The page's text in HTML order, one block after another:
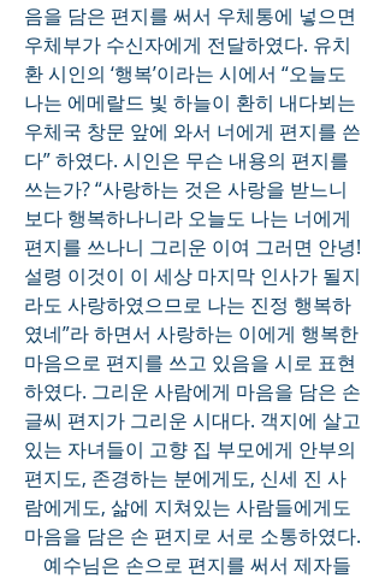
음을 담은 편지를 써서 우체통에 넣으면
우체부가 수신자에게 전달하였다. 유치
환 시인의 ‘행복’이라는 시에서 “오늘도
나는 에메랄드 빛 하늘이 환히 내다뵈는
우체국 창문 앞에 와서 너에게 편지를 쓴
다” 하였다. 시인은 무슨 내용의 편지를
쓰는가? “사랑하는 것은 사랑을 받느니
보다 행복하나니라 오늘도 나는 너에게
편지를 쓰나니 그리운 이여 그러면 안녕!
설령 이것이 이 세상 마지막 인사가 될지
라도 사랑하였으므로 나는 진정 행복하
였네”라 하면서 사랑하는 이에게 행복한
마음으로 편지를 쓰고 있음을 시로 표현
하였다. 그리운 사람에게 마음을 담은 손
글씨 편지가 그리운 시대다. 객지에 살고
있는 자녀들이 고향 집 부모에게 안부의
편지도, 존경하는 분에게도, 신세 진 사
람에게도, 삶에 지쳐있는 사람들에게도